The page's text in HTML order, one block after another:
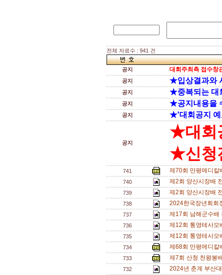
전체 자료수 : 941 건
공지 대회주최측 접수창
공지 ★입상결과와
공지 ★중복되는 대
공지 ★공지내용을
공지 ★'대회공지 예
공지
★대회
★신청
741 제70회 만평메디
740 제2회 양산시장배
739 제2회 양산시장배
738 2024한국장년회회
737 제17회 남해군수
736 제12회 통영테사
735 제12회 통영테사
734 제68회 만평메디
733 제7회 산청 천왕봉
732 2024년 춘계 부산